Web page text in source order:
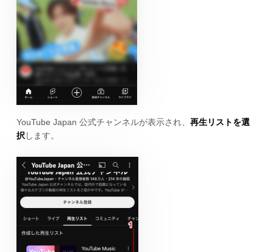
YouTube Japan 公式チャンネルが表示され、 再生リストを選
択 します。